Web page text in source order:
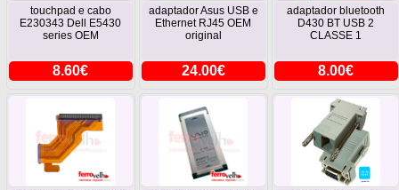
touchpad e cabo
E230343 Dell E5430
series OEM
8.60€
adaptador Asus USB e
Ethernet RJ45 OEM
original
24.00€
adaptador bluetooth
D430 BT USB 2
CLASSE 1
8.00€